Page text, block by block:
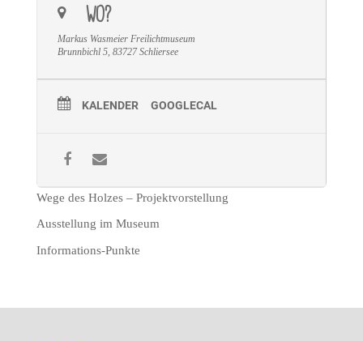
WO?
Markus Wasmeier Freilichtmuseum
Brunnbichl 5, 83727 Schliersee
KALENDER GOOGLECAL
Wege des Holzes – Projektvorstellung
Ausstellung im Museum
Informations-Punkte